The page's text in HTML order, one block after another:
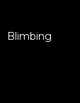
Blimbing